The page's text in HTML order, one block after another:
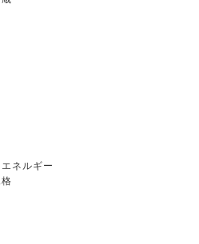
ネルギー